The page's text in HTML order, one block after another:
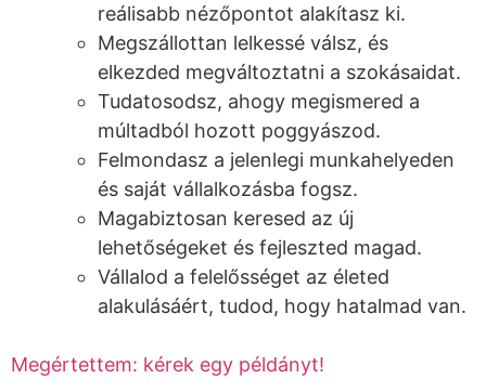
reálisabb nézőpontot alakítasz ki.
Megszállottan lelkessé válsz, és
elkezded megváltoztatni a szokásaidat.
Tudatosodsz, ahogy megismered a
múltadból hozott poggyászod.
Felmondasz a jelenlegi munkahelyeden
és saját vállalkozásba fogsz.
Magabiztosan keresed az új
lehetőségeket és fejleszted magad.
Vállalod a felelősséget az életed
alakulásáért, tudod, hogy hatalmad van.
Megértettem: kérek egy példányt!